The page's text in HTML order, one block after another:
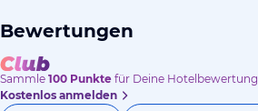
Bewertungen
Sammle 100 Punkte für Deine Hotelbewertung.
Kostenlos anmelden